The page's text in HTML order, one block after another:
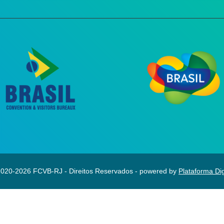
2026 FCVB-RJ - Direitos Reservados - powered by Plataforma